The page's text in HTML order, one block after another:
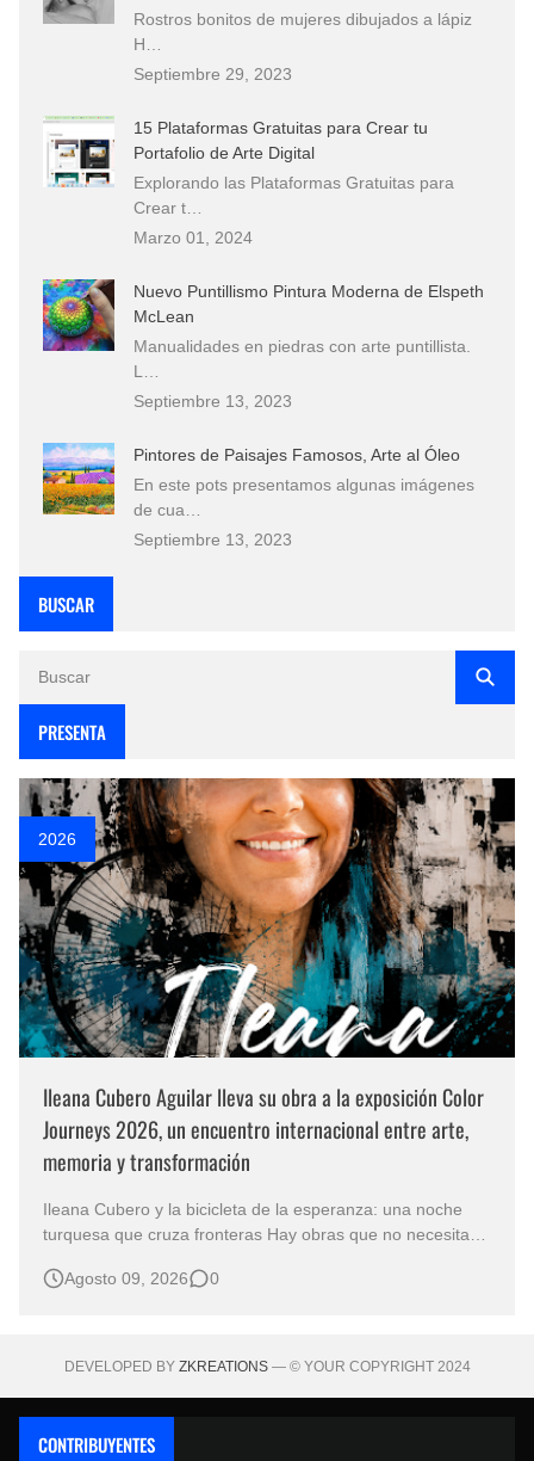
Rostros bonitos de mujeres dibujados a lápiz
H…
Septiembre 29, 2023
15 Plataformas Gratuitas para Crear tu
Portafolio de Arte Digital
Explorando las Plataformas Gratuitas para
Crear t…
Marzo 01, 2024
Nuevo Puntillismo Pintura Moderna de Elspeth
McLean
Manualidades en piedras con arte puntillista.
L…
Septiembre 13, 2023
Pintores de Paisajes Famosos, Arte al Óleo
En este pots presentamos algunas imágenes
de cua…
Septiembre 13, 2023
BUSCAR
PRESENTA
2026
Ileana Cubero Aguilar lleva su obra a la exposición Color
Journeys 2026, un encuentro internacional entre arte,
memoria y transformación
Ileana Cubero y la bicicleta de la esperanza: una noche
turquesa que cruza fronteras Hay obras que no necesitan
mundo reconocible. En Noche turqueza, de la artista
Agosto 09, 2026 0
DEVELOPED BY ZKREATIONS— © YOUR COPYRIGHT 2024
CONTRIBUYENTES